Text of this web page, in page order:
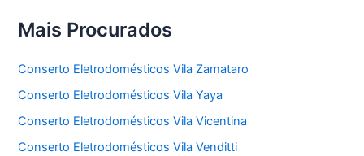
Mais Procurados
Conserto Eletrodomésticos Vila Zamataro
Conserto Eletrodomésticos Vila Yaya
Conserto Eletrodomésticos Vila Vicentina
Conserto Eletrodomésticos Vila Venditti